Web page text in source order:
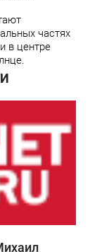
частях
в центре